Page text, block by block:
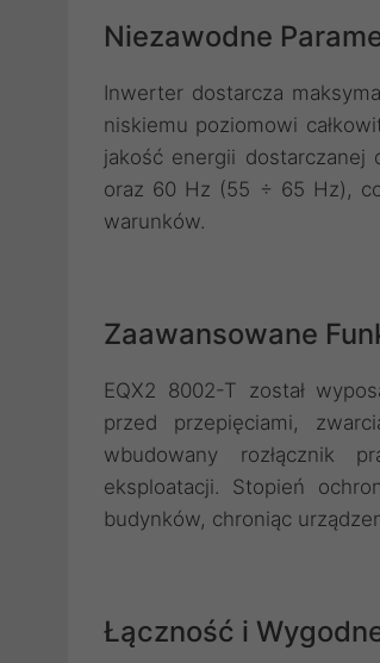
Niezawodne
Inwerter dostarcza
niskiemu poziomowi
jakość energii
oraz 60 Hz (55 ÷ 65 Hz),
warunków.
Zaawansowane
EQX2 8002-T został
przed przepięciami,
wbudowany rozłącznik
eksploatacji. Stopień
budynków, chroniąc
Łączność i